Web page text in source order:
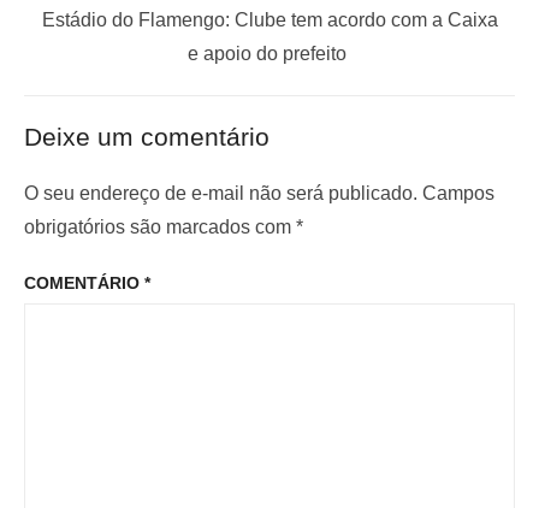
o
e
P
o
a
i
o
:
P
m
o
o
Estádio do Flamengo: Clube tem acordo com a Caixa
e apoio do prefeito
Deixe um comentário
O seu endereço de e-mail não será publicado. Campos
obrigatórios são marcados com *
COMENTÁRIO *